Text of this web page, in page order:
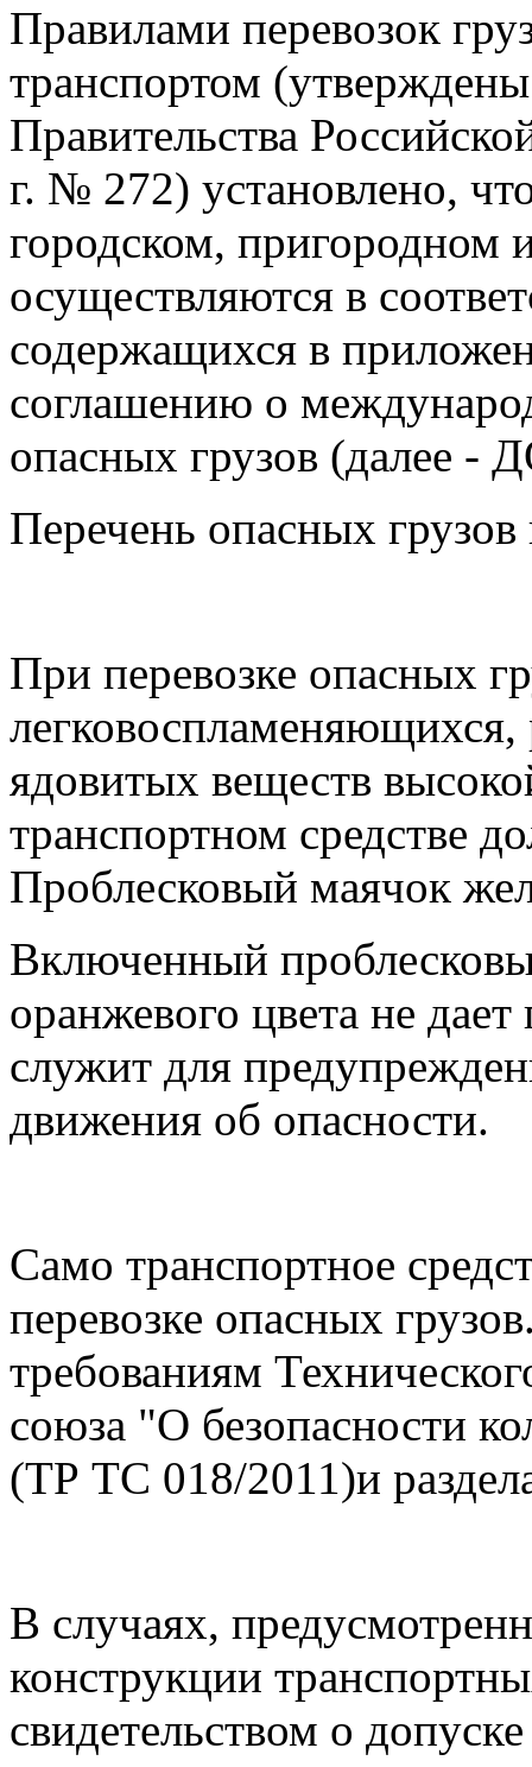
Правилами перевозок
транспортом
Правительства
г. № 272) установлено,
городском,
осуществляются в
содержащихся в
соглашению о
опасных грузов (далее -
Перечень опасных
При перевозке опасных
ядовитых веществ
транспортном средстве
Проблесковый маячок
Включенный
оранжевого цвета не
служит для
движения об опасности.
Само транспортное
перевозке опасных
требованиям
союза "О безопасности
(ТР ТС 018/2011)и
В случаях,
конструкции
свидетельством о